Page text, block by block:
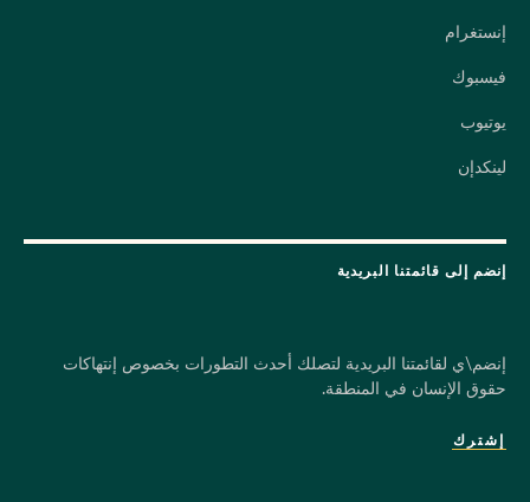
إنستغرام
فيسبوك
يوتيوب
لينكدإن
إنضم إلى قائمتنا البريدية
إنضم\ي لقائمتنا البريدية لتصلك أحدث التطورات بخصوص إنتهاكات
حقوق الإنسان في المنطقة.
إشترك